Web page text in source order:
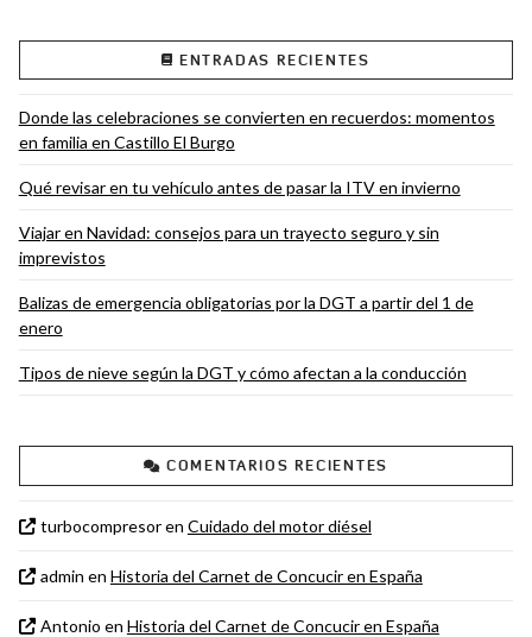
ENTRADAS RECIENTES
Donde las celebraciones se convierten en recuerdos: momentos
en familia en Castillo El Burgo
Qué revisar en tu vehículo antes de pasar la ITV en invierno
Viajar en Navidad: consejos para un trayecto seguro y sin
imprevistos
Balizas de emergencia obligatorias por la DGT a partir del 1 de
enero
Tipos de nieve según la DGT y cómo afectan a la conducción
COMENTARIOS RECIENTES
turbocompresoren Cuidado del motor diésel
admin en Historia del Carnet de Concucir en España
Antonio en Historia del Carnet de Concucir en España